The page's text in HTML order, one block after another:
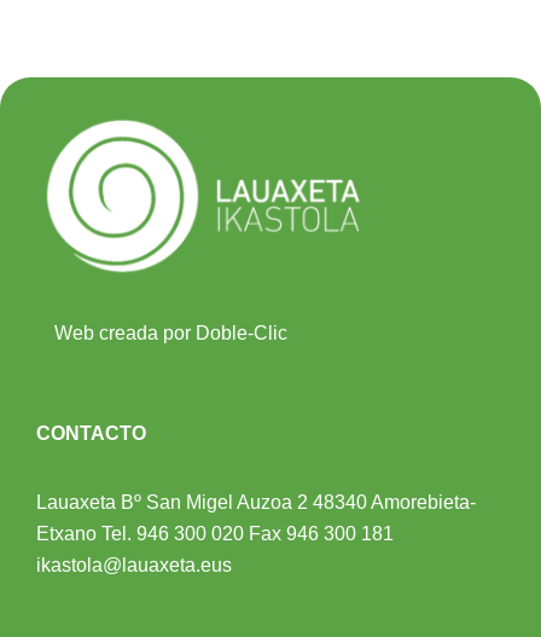
Web creada por Doble-Clic
CONTACTO
Lauaxeta Bº San Migel Auzoa 2 48340 Amorebieta-
Etxano Tel. 946 300 020 Fax 946 300 181
ikastola@lauaxeta.eus